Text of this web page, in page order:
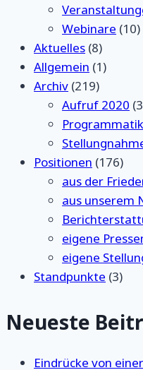
Webinare (10)
Aktuelles (8)
Allgemein (1)
Archiv (219)
Aufruf 2020
Positionen (176)
aus der
aus unserem
eigene
eigene
Standpunkte (3)
Neueste
Eindrücke von